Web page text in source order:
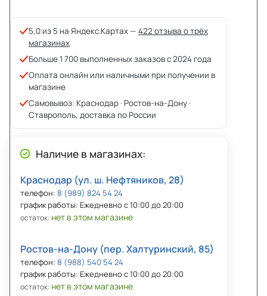
5,0 из 5 на Яндекс.Картах — 422 отзыва о трёх
магазинах
Больше 1 700 выполненных заказов с 2024 года
Оплата онлайн или наличными при получении в
магазине
Самовывоз: Краснодар · Ростов-на-Дону ·
Ставрополь, доставка по России
Наличие в магазинах:
Краснодар (ул. ш. Нефтяников, 28)
телефон: 8 (989) 824 54 24
график работы: Ежедневно с 10:00 до 20:00
остаток: нет в этом магазине
Ростов-на-Дону (пер. Халтуринский, 85)
телефон: 8 (988) 540 54 24
график работы: Ежедневно с 10:00 до 20:00
остаток: нет в этом магазине